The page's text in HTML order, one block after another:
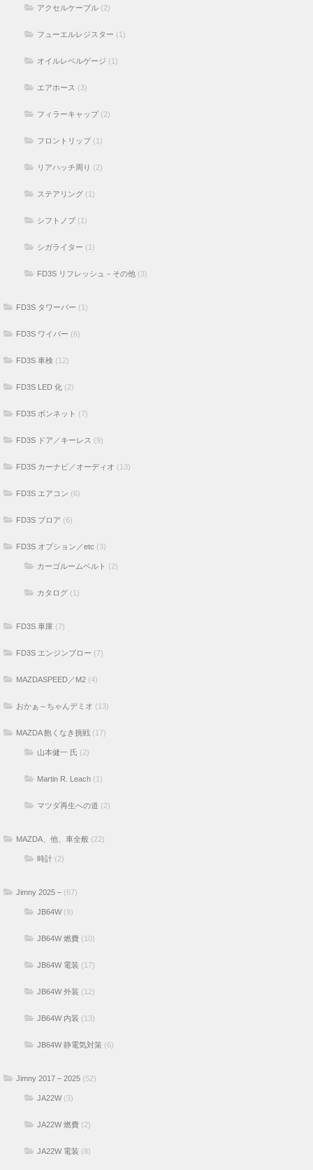
アクセルケーブル (2)
フューエルレジスター (1)
オイルレベルゲージ (1)
エアホース (3)
フィラーキャップ (2)
フロントリップ (1)
リアハッチ周り (2)
ステアリング (1)
シフトノブ (1)
シガライター (1)
FD3S リフレッシュ－その他 (3)
FD3S タワーバー (1)
FD3S ワイパー (6)
FD3S 車検 (12)
FD3S LED 化 (2)
FD3S ボンネット (7)
FD3S ドア／キーレス (9)
FD3S カーナビ／オーディオ (13)
FD3S エアコン (6)
FD3S ブロア (6)
FD3S オプション／etc (3)
カーゴルームベルト (2)
カタログ (1)
FD3S 車庫 (7)
FD3S エンジンブロー (7)
MAZDASPEED／M2 (4)
おかぁ～ちゃんデミオ (13)
MAZDA 飽くなき挑戦 (17)
山本健一 氏 (2)
Martin R. Leach (1)
マツダ再生への道 (2)
MAZDA、他、車全般 (22)
時計 (2)
Jimny 2025 – (67)
JB64W(9)
JB64W 燃費 (10)
JB64W 電装 (17)
JB64W 外装 (12)
JB64W 内装 (13)
JB64W 静電気対策 (6)
Jimny 2017 – 2025 (52)
JA22W(3)
JA22W 燃費 (2)
JA22W 電装 (8)